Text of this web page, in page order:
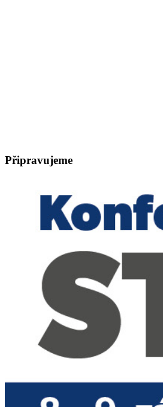
Připravujeme